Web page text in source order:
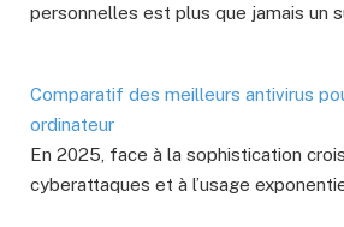
personnelles est plus que jamais un
Comparatif des meilleurs antivirus
ordinateur
En 2025, face à la sophistication
cyberattaques et à l’usage